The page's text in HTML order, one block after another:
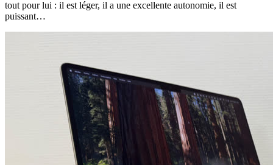
tout pour lui : il est léger, il a une excellente autonomie, il est
puissant…